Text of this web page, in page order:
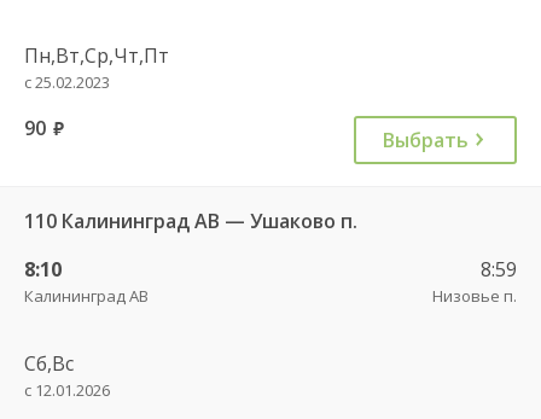
Пн,Вт,Ср,Чт,Пт
с 25.02.2023
90 руб. Выбрать
110 Калининград АВ — Ушаково п.
8:10
Калининград АВ
8:59
Низовье п.
Сб,Вс
с 12.01.2026